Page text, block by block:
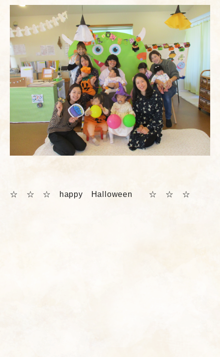
☆ ☆ ☆ happy Halloween ☆ ☆ ☆